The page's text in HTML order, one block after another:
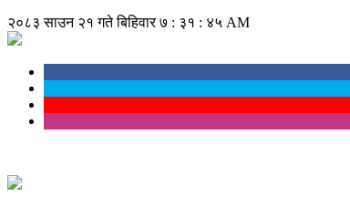
२०८३ साउन २१ गते बिहिवार ७ : ३१ : ४६ AM